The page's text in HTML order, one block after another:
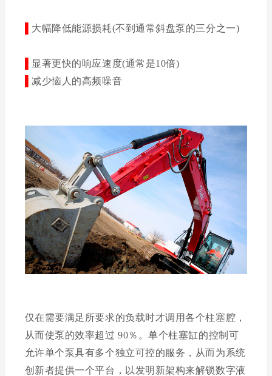
大幅降低能源损耗(不到通常斜盘泵的三分之一)
显著更快的响应速度(通常是10倍)
▌减少恼人的高频噪音
仅在需要满足所要求的负载时才调用各个柱塞腔，
从而使泵的效率超过 90％。单个柱塞缸的控制可
允许单个泵具有多个独立可控的服务，从而为系统
创新者提供一个平台，以发明新架构来解锁数字液